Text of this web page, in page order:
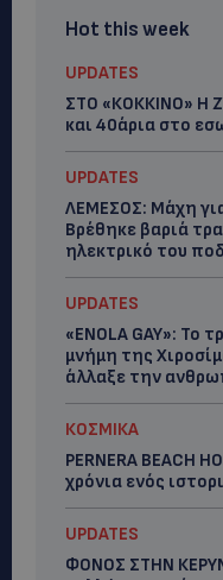
Hot this week
UPDATES
ΣΤΟ «ΚΟΚΚΙΝΟ» Η
και 40άρια στο
UPDATES
ΛΕΜΕΣΟΣ: Μάχη
Βρέθηκε βαριά
ηλεκτρικό του
UPDATES
«ENOLA GAY»: Το
μνήμη της
άλλαξε την
ΚΟΣΜΙΚΑ
PERNERA BEACH
χρόνια ενός
UPDATES
ΦΟΝΟΣ ΣΤΗΝ